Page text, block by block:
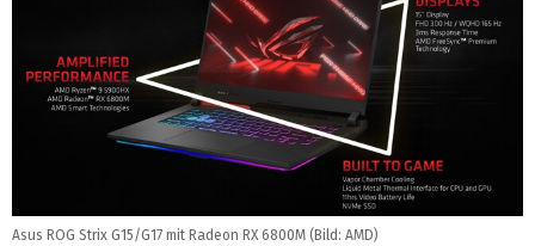
Asus ROG Strix G15/G17 mit Radeon RX 6800M (Bild: AMD)